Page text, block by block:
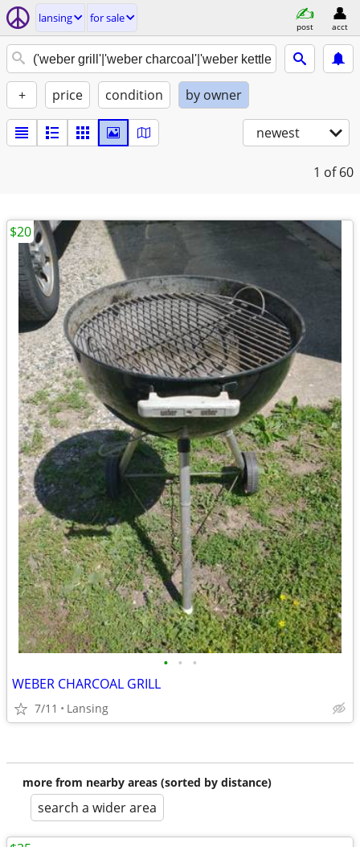
lansing for sale
post acct
+ price condition by owner
newest
1 of 60
• • •
WEBER CHARCOAL GRILL
7/11 Lansing
$20
more from nearby areas (sorted by distance)
search a wider area